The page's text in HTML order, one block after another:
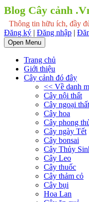
Blog Cây cảnh
Thông tin hữu ích, đầy
Đăng ký | Đăng nhập |
Open Menu
Trang chủ
Giới thiệu
Cây cảnh đó đây
<< Về danh
Cây nội thất
Cây ngoại thất
Cây hoa
Cây phong
Cây ngày Tết
Cây bonsai
Cây Thủy
Cây Leo
Cây thuốc
Cây thảm cỏ
Cây bụi
Hoa Lan